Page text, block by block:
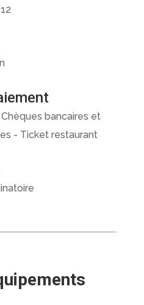
bancaires et
- Ticket restaurant